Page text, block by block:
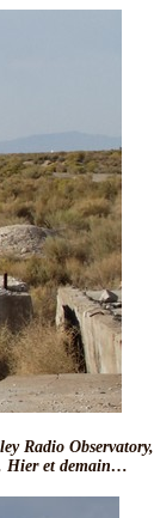
Radio Observatory,
Hier et demain…